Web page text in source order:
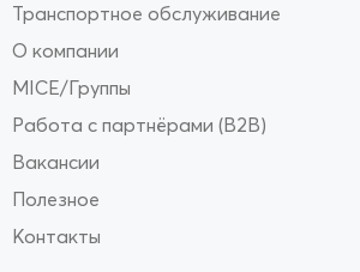
Транспортное обслуживание
О компании
MICE/Группы
Работа с партнёрами (B2B)
Вакансии
Полезное
Контакты